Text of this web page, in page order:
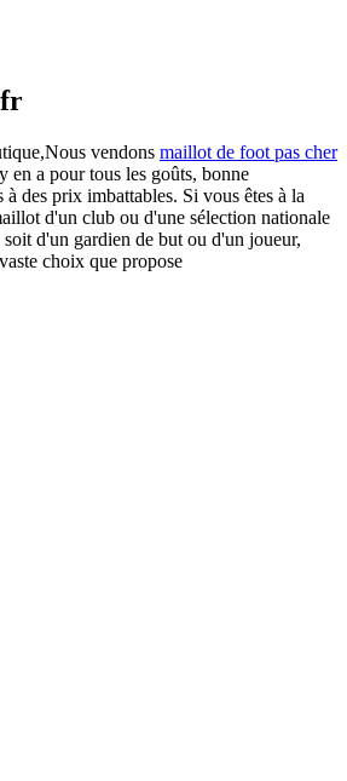
vendons maillot de foot pas cher
en a pour tous les goûts, bonne
à des prix imbattables. Si vous êtes à la
d'un club ou d'une sélection nationale
d'un gardien de but ou d'un joueur,
choix que propose